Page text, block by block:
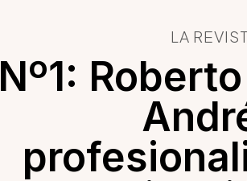
LA
Nº1: